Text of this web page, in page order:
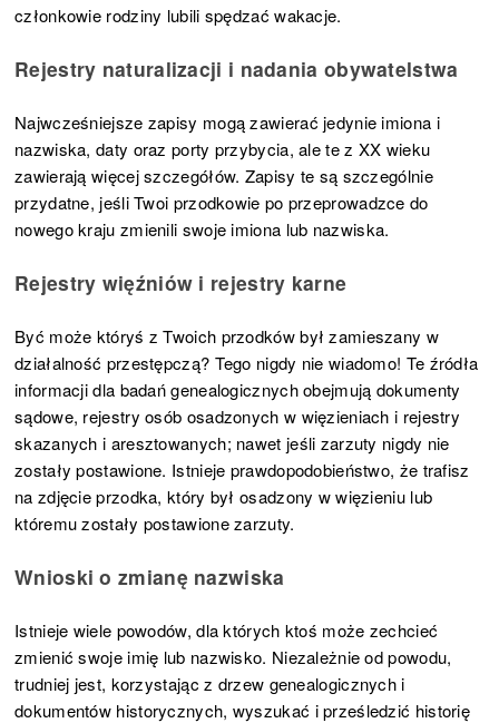
członkowie rodziny lubili spędzać wakacje.
Rejestry naturalizacji i nadania obywatelstwa
Najwcześniejsze zapisy mogą zawierać jedynie imiona i
nazwiska, daty oraz porty przybycia, ale te z XX wieku
zawierają więcej szczegółów. Zapisy te są szczególnie
przydatne, jeśli Twoi przodkowie po przeprowadzce do
nowego kraju zmienili swoje imiona lub nazwiska.
Rejestry więźniów i rejestry karne
Być może któryś z Twoich przodków był zamieszany w
działalność przestępczą? Tego nigdy nie wiadomo! Te źródła
informacji dla badań genealogicznych obejmują dokumenty
sądowe, rejestry osób osadzonych w więzieniach i rejestry
skazanych i aresztowanych; nawet jeśli zarzuty nigdy nie
zostały postawione. Istnieje prawdopodobieństwo, że trafisz
na zdjęcie przodka, który był osadzony w więzieniu lub
któremu zostały postawione zarzuty.
Wnioski o zmianę nazwiska
Istnieje wiele powodów, dla których ktoś może zechcieć
zmienić swoje imię lub nazwisko. Niezależnie od powodu,
trudniej jest, korzystając z drzew genealogicznych i
dokumentów historycznych, wyszukać i prześledzić historię